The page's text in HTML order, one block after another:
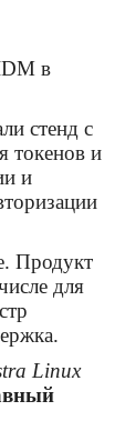
в
стенд с
токенов и
и
Продукт
для
Linux